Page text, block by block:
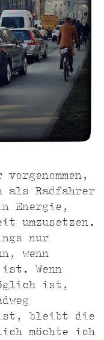
als Radfahrer
Energie,
umzusetzen.
nur
wenn
ist. Wenn
ist,
ist, bleibt die
möchte ich